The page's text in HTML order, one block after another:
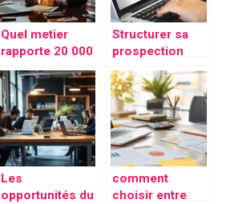
professionnelle
Locales
Quel metier
rapporte 20 000
€ par mois ?
L’expertise des
consultants en
investissement
immobilier de
prestige
Structurer sa
prospection
B2B : la
methode pour
arreter de
galerer et
generer des
clients chaque
semaine
Les
opportunités du
comment
choisir entre